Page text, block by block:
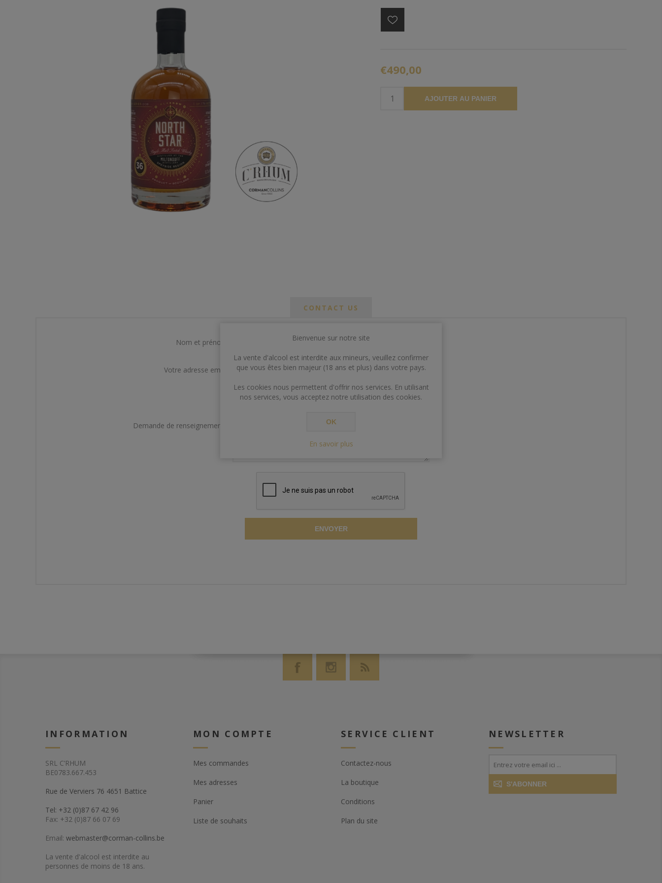
€490,00
AJOUTER AU PANIER
CONTACT US
Nom et prénom
Votre adresse email
Demande de renseignements
ENVOYER
INFORMATION
SRL C’RHUM
BE0783.667.453
Rue de Verviers 76 4651 Battice
Tel: +32 (0)87 67 42 96
Fax: +32 (0)87 66 07 69
Email: webmaster@corman-collins.be
La vente d'alcool est interdite au
personnes de moins de 18 ans.
MON COMPTE
Mes commandes
Mes adresses
Panier
Liste de souhaits
SERVICE CLIENT
Contactez-nous
La boutique
Conditions
Plan du site
NEWSLETTER
S'ABONNER
Bienvenue sur notre site
La vente d'alcool est interdite aux mineurs, veuillez confirmer
que vous êtes bien majeur (18 ans et plus) dans votre pays.
Les cookies nous permettent d'offrir nos services. En utilisant
nos services, vous acceptez notre utilisation des cookies.
OK
En savoir plus